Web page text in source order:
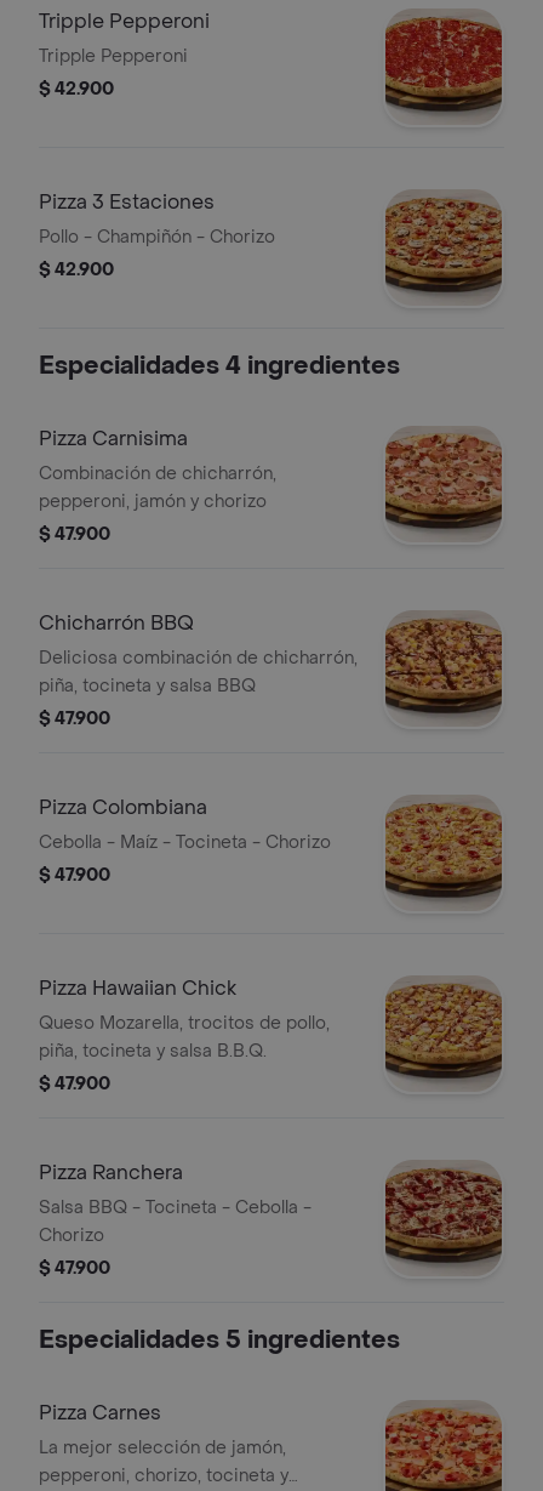
Tripple Pepperoni
Tripple Pepperoni
$ 42.900
Pizza 3 Estaciones
Pollo - Champiñón - Chorizo
$ 42.900
Especialidades 4 ingredientes
Pizza Carnisima
Combinación de chicharrón,
pepperoni, jamón y chorizo
$ 47.900
Chicharrón BBQ
Deliciosa combinación de chicharrón,
piña, tocineta y salsa BBQ
$ 47.900
Pizza Colombiana
Cebolla - Maíz - Tocineta - Chorizo
$ 47.900
Pizza Hawaiian Chick
Queso Mozarella, trocitos de pollo,
piña, tocineta y salsa B.B.Q.
$ 47.900
Pizza Ranchera
Salsa BBQ - Tocineta - Cebolla -
Chorizo
$ 47.900
Especialidades 5 ingredientes
Pizza Carnes
La mejor selección de jamón,
pepperoni, chorizo, tocineta y